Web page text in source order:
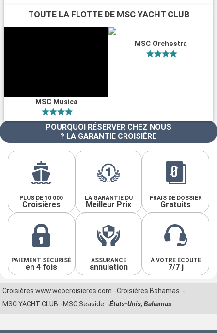
TOUTE LA FLOTTE DE MSC YACHT CLUB
MSC Musica
MSC Orchestra
POURQUOI RÉSERVER CHEZ NOUS
? LA GARANTIE CROISIÈRE
PLUS DE 10 000
Croisières
LA GARANTIE DU
Meilleur Prix
FRAIS DE DOSSIER
Gratuits
PAIEMENT SÉCURISÉ
en 4 fois
ASSURANCE
annulation
À VOTRE ÉCOUTE
7/7 j
Croisières www.webcroisieres.com
Croisières Bahamas
MSC YACHT CLUB
MSC Seaside États-Unis, Bahamas